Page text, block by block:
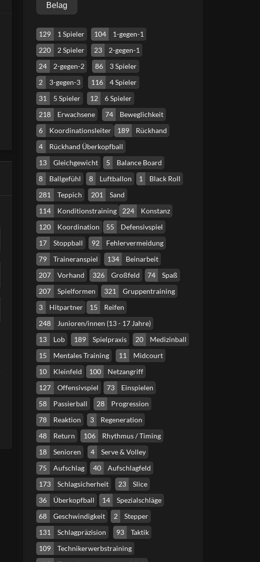
Belag
129 1 Spieler 104
1-gegen-1
220
2 Spieler 23
2-gegen-1
24
2-gegen-2 86
3 Spieler
2
3-gegen-3 116
4 Spieler
31
5 Spieler 12
6 Spieler
218
Erwachsene 74
Beweglichkeit
6
Koordinationsleiter 189
Rückhand
4
Rückhand Überkopfball
13
Gleichgewicht 5
Balance Board
8
Ballgefühl 8 Luftballon 1
Black Roll
281
Teppich 201
Sand
114
Konditionstraining 224
Konstanz
120
Koordination 55
Defensivspiel
17
Stoppball 92
Fehlervermeidung
79
Traineranspiel 134
Beinarbeit
207
Vorhand 326 Großfeld 74
Spaß
207
Spielformen 321
Gruppentraining
3
Hitpartner 15
Reifen
248
Junioren/innen (13 - 17 Jahre)
13
Lob 189 Spielpraxis 20
Medizinball
15
Mentales Training 11
Midcourt
10
Kleinfeld 100
Netzangriff
127
Offensivspiel 73
Einspielen
58
Passierball 28
Progression
78
Reaktion 3
Regeneration
48
Return 106
Rhythmus / Timing
18
Senioren 4
Serve & Volley
75
Aufschlag 40
Aufschlagfeld
173
Schlagsicherheit 23
Slice
36
Überkopfball 14
Spezialschläge
68
Geschwindigkeit 2
Stepper
131
Schlagpräzision 93
Taktik
109
Technikerwerbstraining